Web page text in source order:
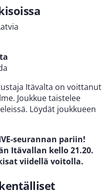
Itävalta on voittanut
Joukkue taistelee
Löydät joukkueen
seurannan pariin!
Itävallan kello 21.20.
viidellä voitolla.